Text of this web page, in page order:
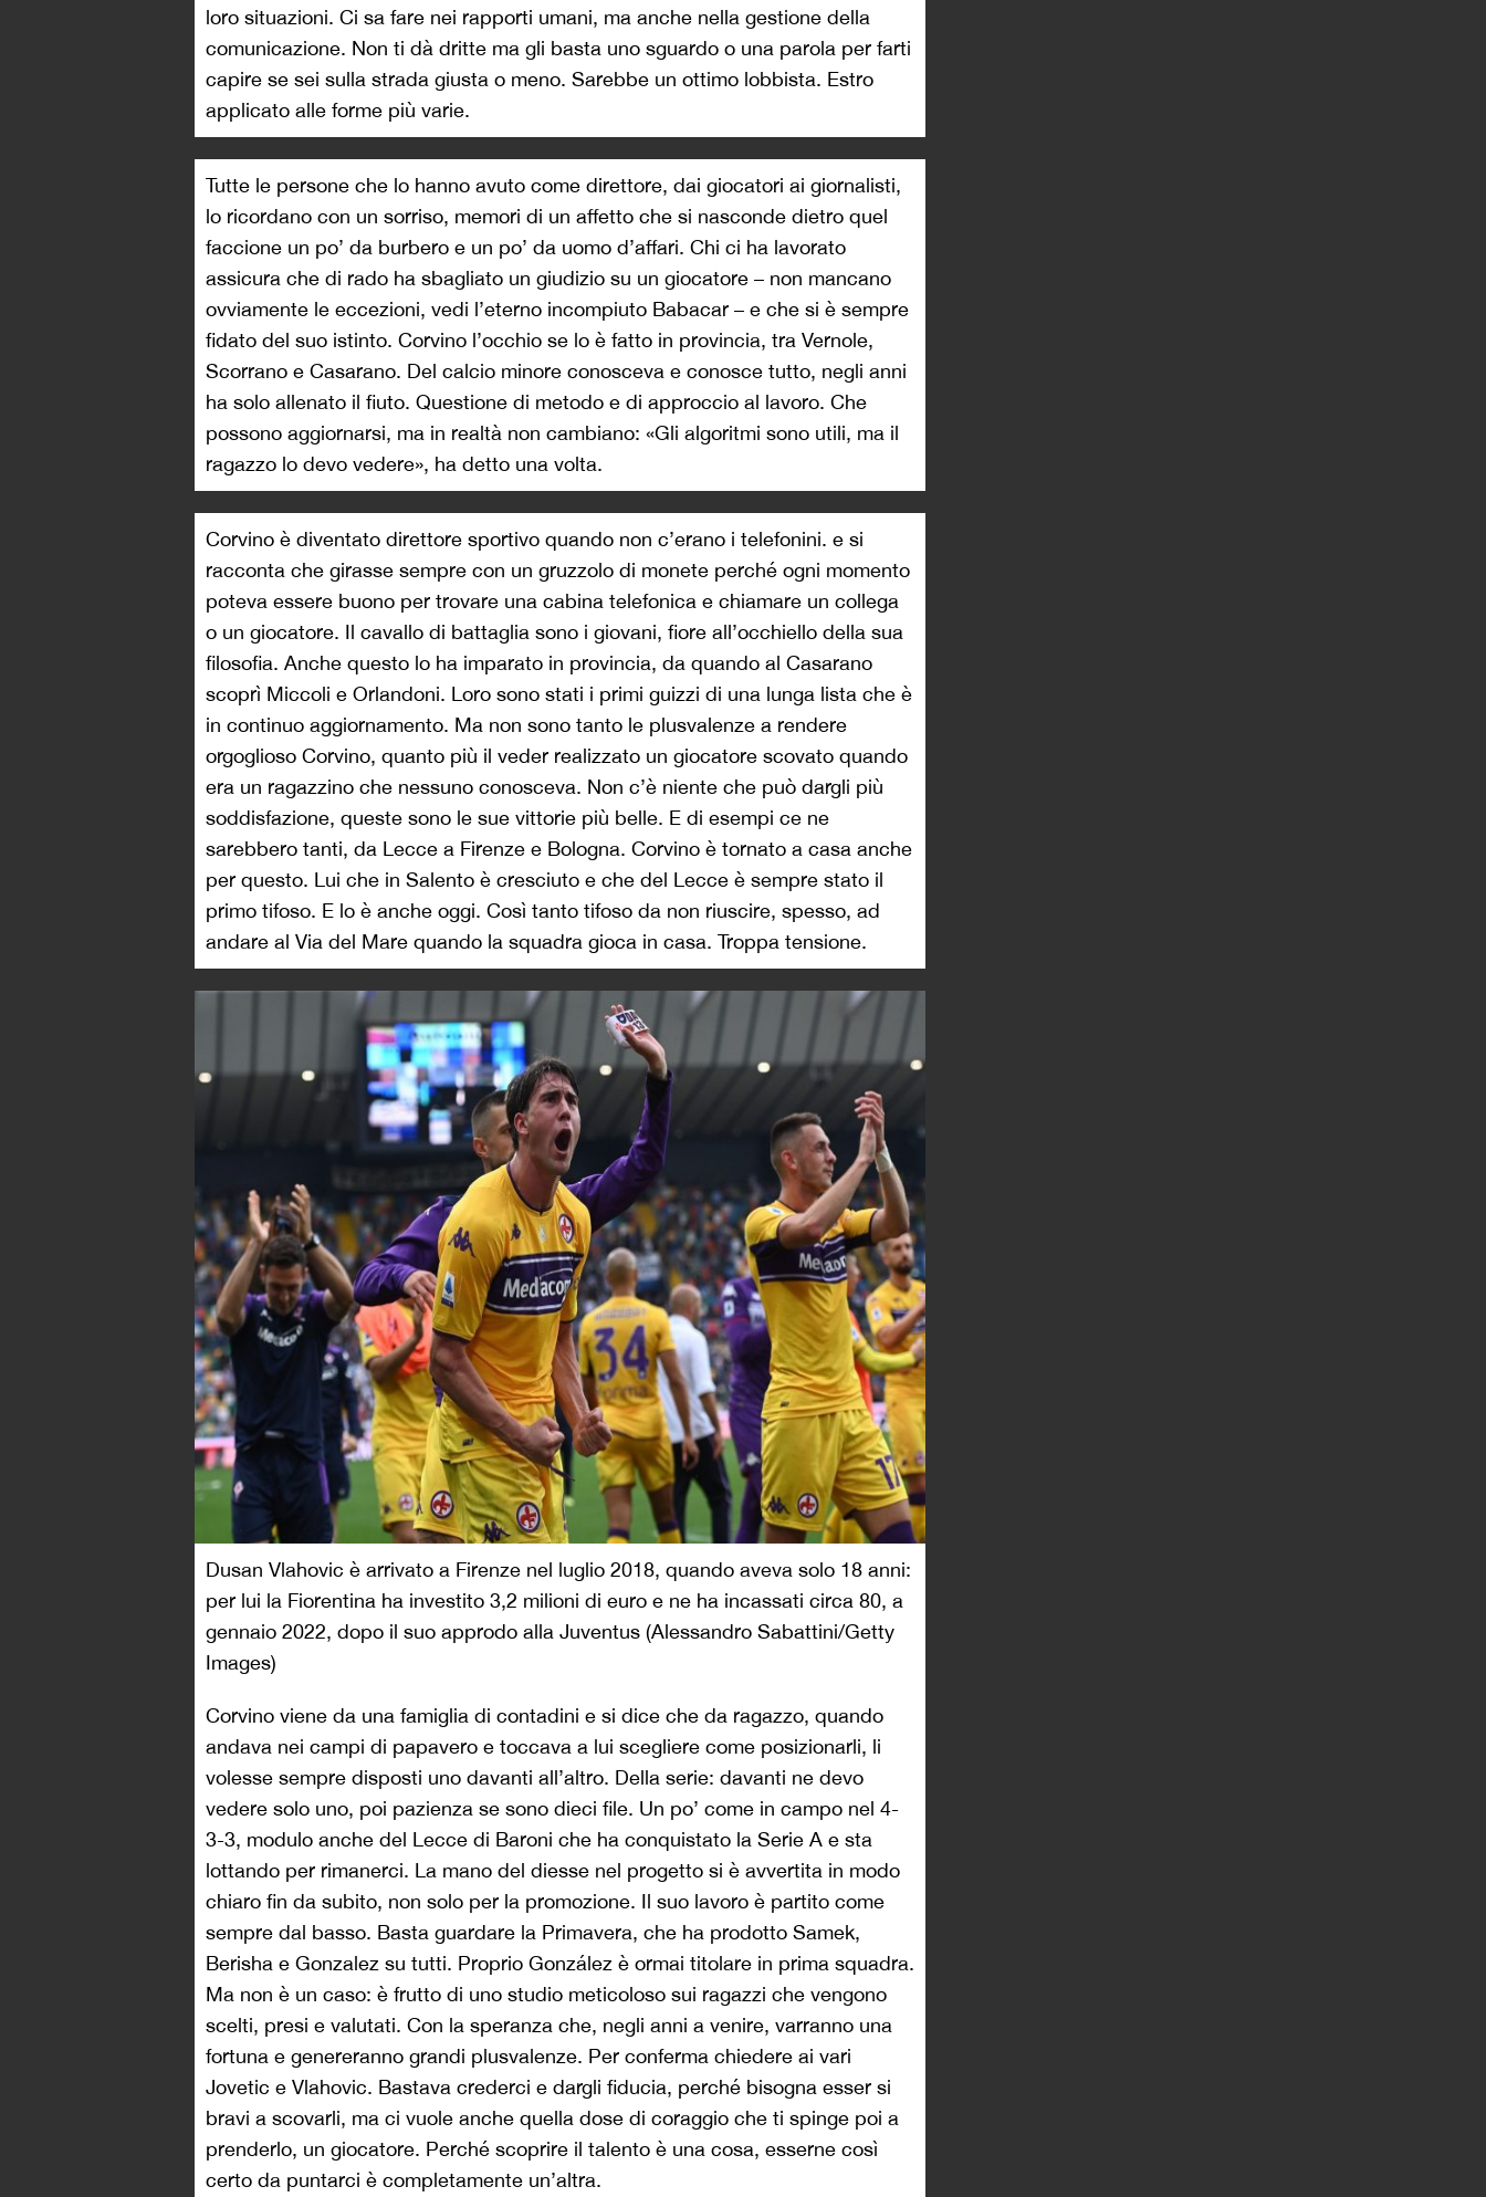
loro situazioni. Ci sa fare nei rapporti umani, ma anche nella gestione della
comunicazione. Non ti dà dritte ma gli basta uno sguardo o una parola per farti
capire se sei sulla strada giusta o meno. Sarebbe un ottimo lobbista. Estro
applicato alle forme più varie.
Tutte le persone che lo hanno avuto come direttore, dai giocatori ai giornalisti,
lo ricordano con un sorriso, memori di un affetto che si nasconde dietro quel
faccione un po’ da burbero e un po’ da uomo d’affari. Chi ci ha lavorato
assicura che di rado ha sbagliato un giudizio su un giocatore – non mancano
ovviamente le eccezioni, vedi l’eterno incompiuto Babacar – e che si è sempre
fidato del suo istinto. Corvino l’occhio se lo è fatto in provincia, tra Vernole,
Scorrano e Casarano. Del calcio minore conosceva e conosce tutto, negli anni
ha solo allenato il fiuto. Questione di metodo e di approccio al lavoro. Che
possono aggiornarsi, ma in realtà non cambiano: «Gli algoritmi sono utili, ma il
ragazzo lo devo vedere», ha detto una volta.
Corvino è diventato direttore sportivo quando non c’erano i telefonini. e si
racconta che girasse sempre con un gruzzolo di monete perché ogni momento
poteva essere buono per trovare una cabina telefonica e chiamare un collega
o un giocatore. Il cavallo di battaglia sono i giovani, fiore all’occhiello della sua
filosofia. Anche questo lo ha imparato in provincia, da quando al Casarano
scoprì Miccoli e Orlandoni. Loro sono stati i primi guizzi di una lunga lista che è
in continuo aggiornamento. Ma non sono tanto le plusvalenze a rendere
orgoglioso Corvino, quanto più il veder realizzato un giocatore scovato quando
era un ragazzino che nessuno conosceva. Non c’è niente che può dargli più
soddisfazione, queste sono le sue vittorie più belle. E di esempi ce ne
sarebbero tanti, da Lecce a Firenze e Bologna. Corvino è tornato a casa anche
per questo. Lui che in Salento è cresciuto e che del Lecce è sempre stato il
primo tifoso. E lo è anche oggi. Così tanto tifoso da non riuscire, spesso, ad
andare al Via del Mare quando la squadra gioca in casa. Troppa tensione.
Dusan Vlahovic è arrivato a Firenze nel luglio 2018, quando aveva solo 18 anni:
per lui la Fiorentina ha investito 3,2 milioni di euro e ne ha incassati circa 80, a
gennaio 2022, dopo il suo approdo alla Juventus (Alessandro Sabattini/Getty
Images)
Corvino viene da una famiglia di contadini e si dice che da ragazzo, quando
andava nei campi di papavero e toccava a lui scegliere come posizionarli, li
volesse sempre disposti uno davanti all’altro. Della serie: davanti ne devo
vedere solo uno, poi pazienza se sono dieci file. Un po’ come in campo nel 4-
3-3, modulo anche del Lecce di Baroni che ha conquistato la Serie A e sta
lottando per rimanerci. La mano del diesse nel progetto si è avvertita in modo
chiaro fin da subito, non solo per la promozione. Il suo lavoro è partito come
sempre dal basso. Basta guardare la Primavera, che ha prodotto Samek,
Berisha e Gonzalez su tutti. Proprio González è ormai titolare in prima squadra.
Ma non è un caso: è frutto di uno studio meticoloso sui ragazzi che vengono
scelti, presi e valutati. Con la speranza che, negli anni a venire, varranno una
fortuna e genereranno grandi plusvalenze. Per conferma chiedere ai vari
Jovetic e Vlahovic. Bastava crederci e dargli fiducia, perché bisogna esser si
bravi a scovarli, ma ci vuole anche quella dose di coraggio che ti spinge poi a
prenderlo, un giocatore. Perché scoprire il talento è una cosa, esserne così
certo da puntarci è completamente un’altra.